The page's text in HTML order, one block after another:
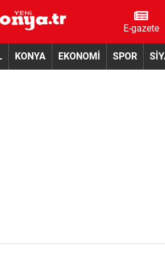
E-gazete
KONYA EKONOMİ SPOR